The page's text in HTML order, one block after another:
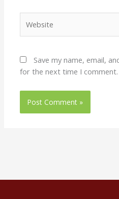
Save my name, email,
for the next time I comment.